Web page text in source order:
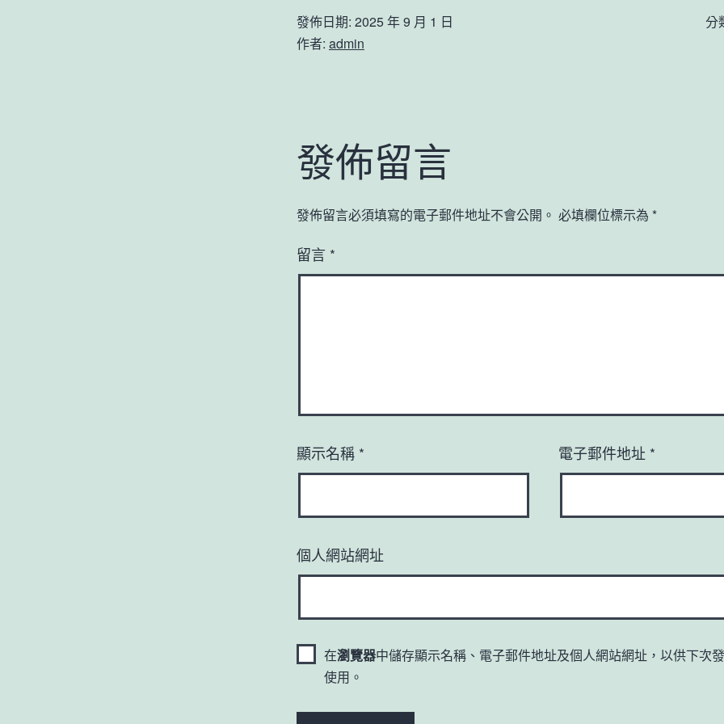
發佈日期: 2025 年 9 月 1 日
作者: admin
分
發佈留言
發佈留言必須填寫的電子郵件地址不會公開。 必填欄位標示為 *
留言 *
顯示名稱 * 電子郵件地址 *
個人網站網址
在瀏覽器中儲存顯示名稱、電子郵件地址及個人網站網址，以供下次
使用。